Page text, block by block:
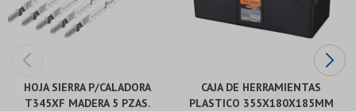
HOJA SIERRA P/CALADORA
T345XF MADERA 5 PZAS.
CAJA DE HERRAMIENTAS
PLASTICO 355X180X185MM